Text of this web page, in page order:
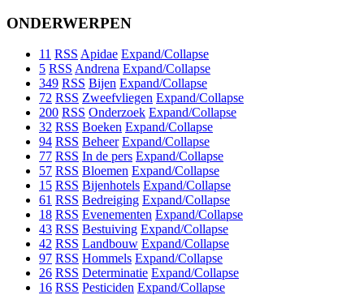
ONDERWERPEN
11 RSS Apidae Expand/Collapse
5 RSS Andrena Expand/Collapse
349 RSS Bijen Expand/Collapse
72 RSS Zweefvliegen Expand/Collapse
200 RSS Onderzoek Expand/Collapse
32 RSS Boeken Expand/Collapse
94 RSS Beheer Expand/Collapse
77 RSS In de pers Expand/Collapse
57 RSS Bloemen Expand/Collapse
15 RSS Bijenhotels Expand/Collapse
61 RSS Bedreiging Expand/Collapse
18 RSS Evenementen Expand/Collapse
43 RSS Bestuiving Expand/Collapse
42 RSS Landbouw Expand/Collapse
97 RSS Hommels Expand/Collapse
26 RSS Determinatie Expand/Collapse
16 RSS Pesticiden Expand/Collapse